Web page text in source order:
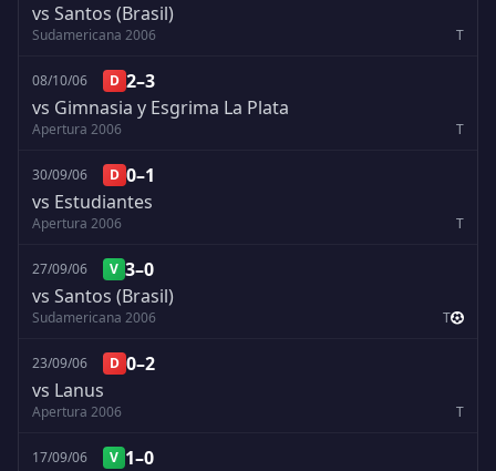
vs Santos (Brasil)
Sudamericana 2006 T
08/10/06 D 2–3
vs Gimnasia y Esgrima La Plata
Apertura 2006 T
30/09/06 D 0–1
vs Estudiantes
Apertura 2006 T
27/09/06 V 3–0
vs Santos (Brasil)
Sudamericana 2006 T
23/09/06 D 0–2
vs Lanus
Apertura 2006 T
17/09/06 V 1–0